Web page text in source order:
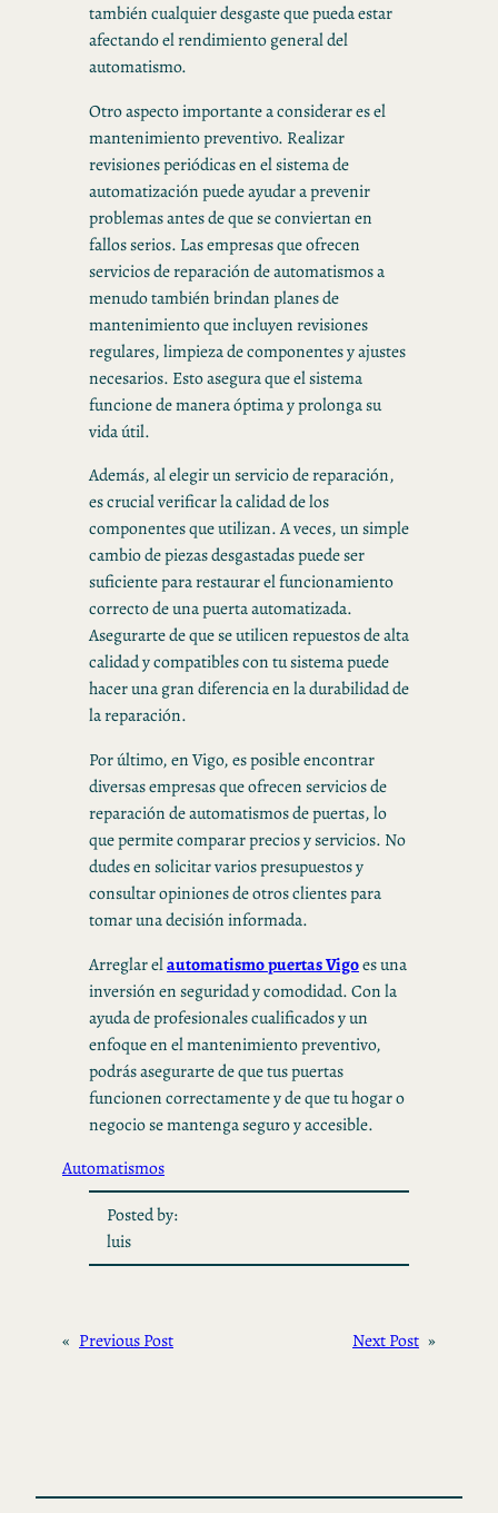
también cualquier desgaste que pueda estar
afectando el rendimiento general del
automatismo.
Otro aspecto importante a considerar es el
mantenimiento preventivo. Realizar
revisiones periódicas en el sistema de
automatización puede ayudar a prevenir
problemas antes de que se conviertan en
fallos serios. Las empresas que ofrecen
servicios de reparación de automatismos a
menudo también brindan planes de
mantenimiento que incluyen revisiones
regulares, limpieza de componentes y ajustes
necesarios. Esto asegura que el sistema
funcione de manera óptima y prolonga su
vida útil.
Además, al elegir un servicio de reparación,
es crucial verificar la calidad de los
componentes que utilizan. A veces, un simple
cambio de piezas desgastadas puede ser
suficiente para restaurar el funcionamiento
correcto de una puerta automatizada.
Asegurarte de que se utilicen repuestos de alta
calidad y compatibles con tu sistema puede
hacer una gran diferencia en la durabilidad de
la reparación.
Por último, en Vigo, es posible encontrar
diversas empresas que ofrecen servicios de
reparación de automatismos de puertas, lo
que permite comparar precios y servicios. No
dudes en solicitar varios presupuestos y
consultar opiniones de otros clientes para
tomar una decisión informada.
Arreglar elautomatismo puertas Vigoes una
inversión en seguridad y comodidad. Con la
ayuda de profesionales cualificados y un
enfoque en el mantenimiento preventivo,
podrás asegurarte de que tus puertas
funcionen correctamente y de que tu hogar o
negocio se mantenga seguro y accesible.
Automatismos
Posted by:
luis
« Previous Post Next Post »